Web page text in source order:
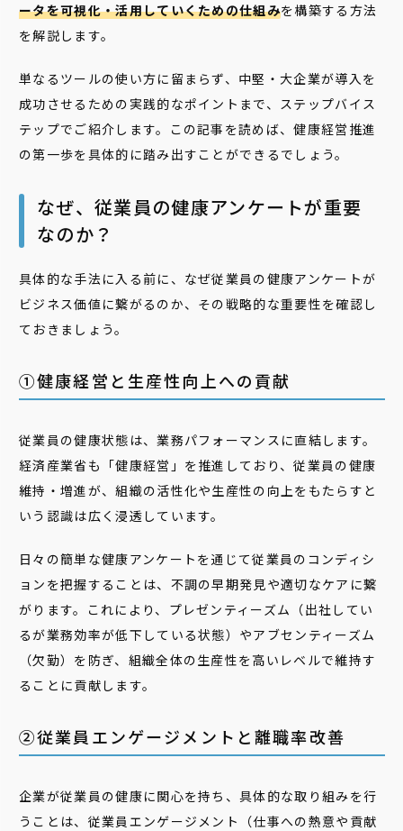
ータを可視化・活用していくための仕組みを構築する方法
を解説します。
単なるツールの使い方に留まらず、中堅・大企業が導入を
成功させるための実践的なポイントまで、ステップバイス
テップでご紹介します。この記事を読めば、健康経営推進
の第一歩を具体的に踏み出すことができるでしょう。
なぜ、従業員の健康アンケートが重要
なのか？
具体的な手法に入る前に、なぜ従業員の健康アンケートが
ビジネス価値に繋がるのか、その戦略的な重要性を確認し
ておきましょう。
①健康経営と生産性向上への貢献
従業員の健康状態は、業務パフォーマンスに直結します。
経済産業省も「健康経営」を推進しており、従業員の健康
維持・増進が、組織の活性化や生産性の向上をもたらすと
いう認識は広く浸透しています。
日々の簡単な健康アンケートを通じて従業員のコンディシ
ョンを把握することは、不調の早期発見や適切なケアに繋
がります。これにより、プレゼンティーズム（出社してい
るが業務効率が低下している状態）やアブセンティーズム
（欠勤）を防ぎ、組織全体の生産性を高いレベルで維持す
ることに貢献します。
②従業員エンゲージメントと離職率改善
企業が従業員の健康に関心を持ち、具体的な取り組みを行
うことは、従業員エンゲージメント（仕事への熱意や貢献